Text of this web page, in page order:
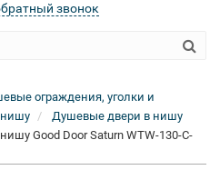
звонок
ограждения, уголки и
Душевые двери в нишу
Good Door Saturn WTW-130-C-